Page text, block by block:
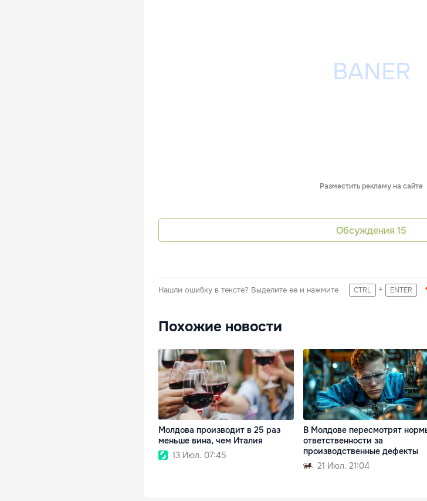
Разместить рекламу на сайте
Обсуждения 15
Нашли ошибку в тексте? Выделите ее и нажмите CTRL + ENTER
Похожие новости
Молдова производит в 25 раз
меньше вина, чем Италия
13 Июл. 07:45
В Молдове пересмотрят
ответственности за
производственные дефекты
21 Июл. 21:04